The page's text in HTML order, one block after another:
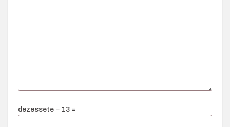
dezessete − 13 =